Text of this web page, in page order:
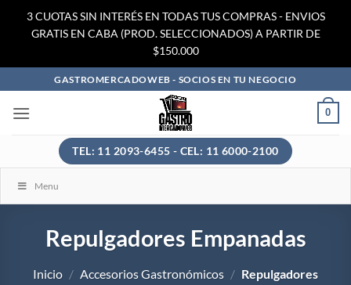
3 CUOTAS SIN INTERÉS EN TODAS TUS COMPRAS - ENVIOS
GRATIS EN CABA (PROD. SELECCIONADOS) A PARTIR DE
$150.000
al
contenido
GASTROMERCADOWEB - SOCIOS EN TU NEGOCIO
0
TEL: 11 2093-6455 - CEL: 11 6000-2100
Menu
Repulgadores Empanadas
Inicio / Accesorios Gastronómicos / Repulgadores